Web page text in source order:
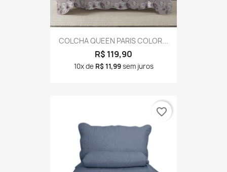
COLCHA QUEEN PARIS COLOR...
R$ 119,90
10x de R$ 11,99sem juros
favorite_border